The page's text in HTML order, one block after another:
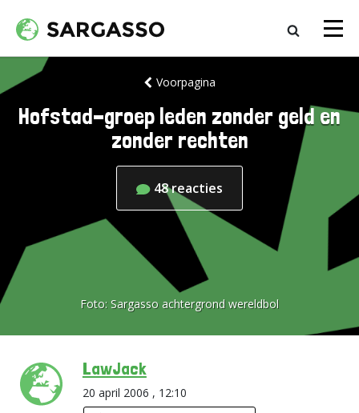
Voorpagina
Hofstad-groep leden zonder geld en
zonder rechten
48reacties
Foto: Sargasso achtergrond wereldbol
LawJack
20 april 2006 , 12:10